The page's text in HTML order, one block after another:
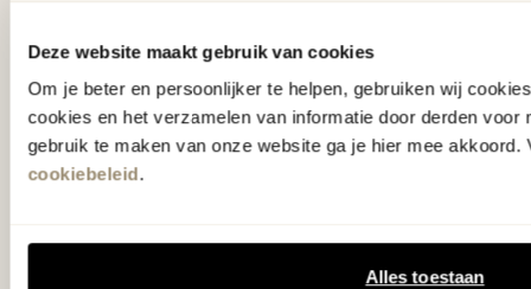
Deze website maakt gebruik van cookies
Om je beter en persoonlijker te helpen, gebruiken wij
cookies en het verzamelen van informatie door derden voor
gebruik te maken van onze website ga je hier mee akkoord.
cookiebeleid.
Alles toestaan
'Weer verliefd op je huis' niet? We
hebben met liefde de mooiste woon-,
slaap- en designcollecties
samengesteld met de mooiste